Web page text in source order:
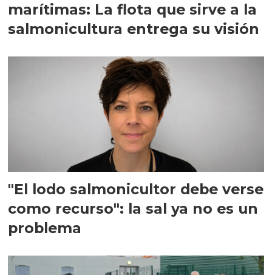
marítimas: La flota que sirve a la
salmonicultura entrega su visión
"El lodo salmonicultor debe verse
como recurso": la sal ya no es un
problema